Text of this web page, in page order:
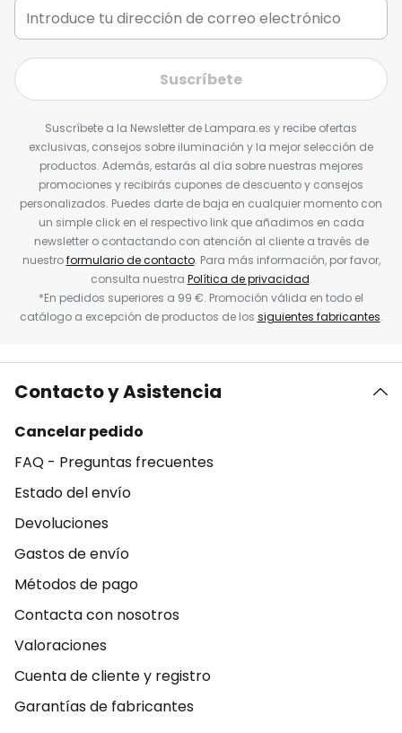
Suscríbete
Suscríbete a la Newsletter de Lampara.es y recibe ofertas
exclusivas, consejos sobre iluminación y la mejor selección de
productos. Además, estarás al día sobre nuestras mejores
promociones y recibirás cupones de descuento y consejos
personalizados. Puedes darte de baja en cualquier momento con
un simple click en el respectivo link que añadimos en cada
newsletter o contactando con atención al cliente a través de
nuestroformulario de contacto. Para más información, por favor,
consulta nuestra Política de privacidad.
*En pedidos superiores a 99 €. Promoción válida en todo el
catálogo a excepción de productos de los siguientes fabricantes.
Contacto y Asistencia
Cancelar pedido
FAQ - Preguntas frecuentes
Estado del envío
Devoluciones
Gastos de envío
Métodos de pago
Contacta con nosotros
Valoraciones
Cuenta de cliente y registro
Garantías de fabricantes